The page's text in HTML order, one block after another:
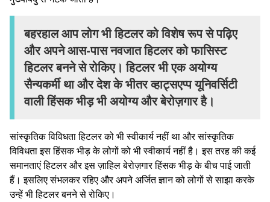
बहरहाल आप लोग भी हिटलर को विशेष रूप से पढ़िए
और अपने आस-पास नवजात हिटलर को फासिस्ट
हिटलर बनने से रोकिए। हिटलर भी एक अयोग्य
सैन्यकर्मी था और देश के भीतर व्हाट्सएप्प यूनिवर्सिटी
वाली हिंसक भीड़ भी अयोग्य और बेरोज़गार है।
सांस्कृतिक विविधता हिटलर को भी स्वीकार्य नहीं था और सांस्कृतिक
विविधता इस हिंसक भीड़ के लोगों को भी स्वीकार्य नहीं है। इस तरह की कई
समानताएं हिटलर और इस ज़ाहिल बेरोज़गार हिंसक भीड़ के बीच पाई जाती
हैं। इसलिए संभलकर रहिए और अपने अर्जित ज्ञान को लोगों से साझा करके
उन्हें भी हिटलर बनने से रोकिए।